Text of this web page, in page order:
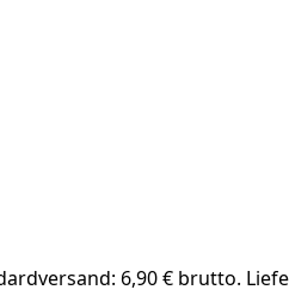
6,90 € brutto.